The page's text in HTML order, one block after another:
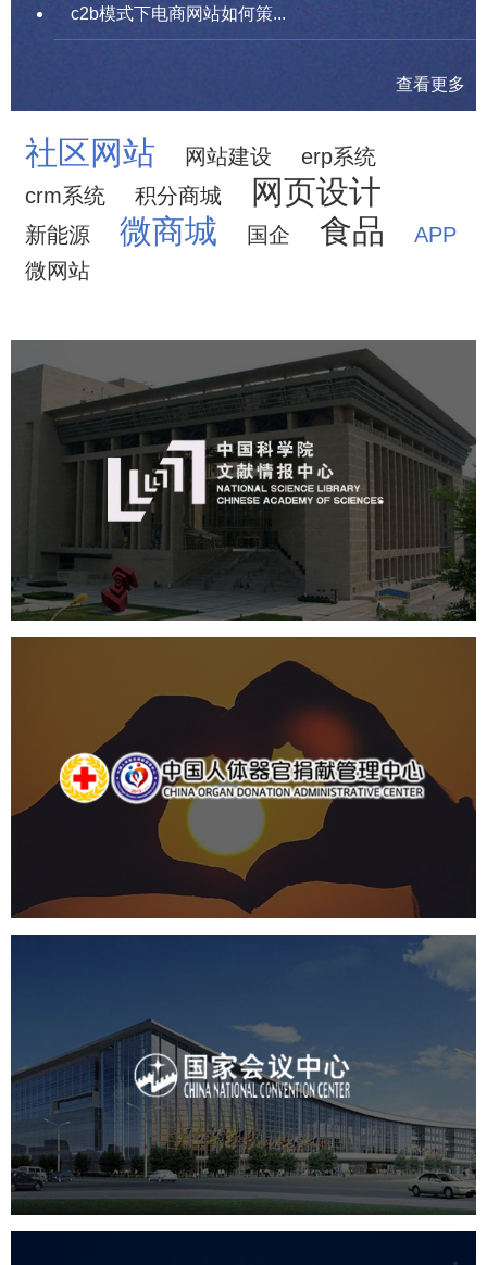
c2b模式下电商网站如何策...
查看更多
社区网站 网站建设
erp系统
crm系统
积分商城 网页设计
新能源 微商城 国企 食品
APP
微网站
中国科学院文献情报中心
网站建设 虚拟展厅
数字博物馆建设
展厅空间设计
产品展厅设计
中国人体器官捐献管理中心
国企 品牌官网 网站建设
国家会议中心
专业服务 网站建设 网站设计